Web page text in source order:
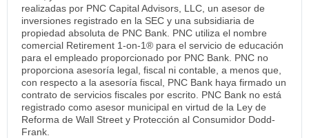
realizadas por PNC Capital Advisors, LLC, un asesor de
inversiones registrado en la SEC y una subsidiaria de
propiedad absoluta de PNC Bank. PNC utiliza el nombre
comercial Retirement 1-on-1® para el servicio de educación
para el empleado proporcionado por PNC Bank. PNC no
proporciona asesoría legal, fiscal ni contable, a menos que,
con respecto a la asesoría fiscal, PNC Bank haya firmado un
contrato de servicios fiscales por escrito. PNC Bank no está
registrado como asesor municipal en virtud de la Ley de
Reforma de Wall Street y Protección al Consumidor Dodd-
Frank.